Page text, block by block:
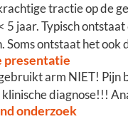
tractie op de
5 jaar. Typisch
Soms ontstaat het ook
presentatie
arm NIET! Pijn
klinische diagnose!!!
onderzoek